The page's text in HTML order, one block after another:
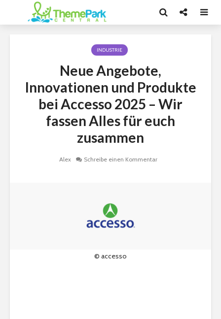
INDUSTRIE
Neue Angebote,
Innovationen und Produkte
bei Accesso 2025 – Wir
fassen Alles für euch
zusammen
Alex Schreibe einen Kommentar
© accesso